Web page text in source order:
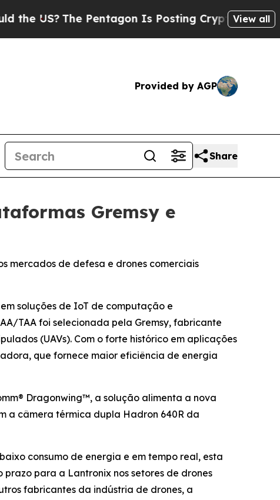
Pentagon Is Posting Cryptic Biblical Messages
View all
Provided by AGP
Share
Gremsy e
mercados de defesa e drones comerciais
soluções de IoT de computação e
TAA foi selecionada pela Gremsy, fabricante
(UAVs). Com o forte histórico em aplicações
que fornece maior eficiência de energia
Dragonwing™, a solução alimenta a nova
a câmera térmica dupla Hadron 640R da
consumo de energia e em tempo real, esta
para a Lantronix nos setores de drones
fabricantes da indústria de drones, a